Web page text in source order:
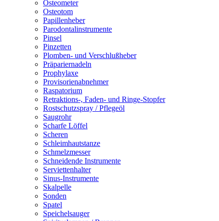
Osteometer
Osteotom
Papillenheber
Parodontalinstrumente
Pinsel
Pinzetten
Plomben- und Verschlußheber
Präpariernadeln
Prophylaxe
Provisorienabnehmer
Raspatorium
Retraktions-, Faden- und Ringe-Stopfer
Rostschutzspray / Pflegeöl
Saugrohr
Scharfe Löffel
Scheren
Schleimhautstanze
Schmelzmesser
Schneidende Instrumente
Serviettenhalter
Sinus-Instrumente
Skalpelle
Sonden
Spatel
Speichelsauger